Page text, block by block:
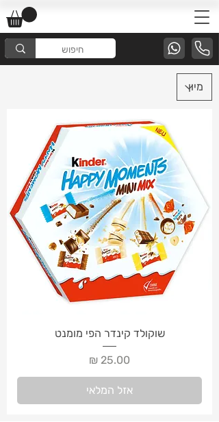
שוקולד קינדר הפי מומנט
מחיר
אזל המלאי